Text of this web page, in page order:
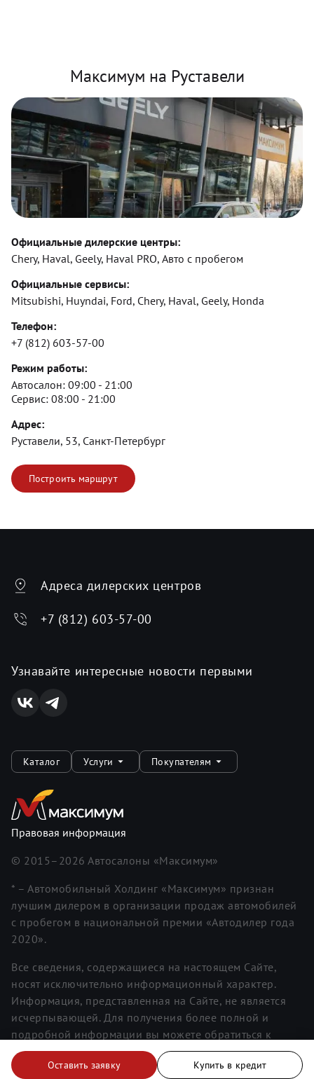
Оставить заявку Купить в кредит
Максимум на Руставели
Официальные дилерские центры:
Chery, Haval, Geely, Haval PRO, Авто с пробегом
Официальные сервисы:
Mitsubishi, Huyndai, Ford, Chery, Haval, Geely, Honda
Телефон:
+7 (812) 603-57-00
Режим работы:
Автосалон: 09:00 - 21:00
Сервис: 08:00 - 21:00
Адрес:
Руставели, 53, Санкт-Петербург
Построить маршрут
Адреса дилерских центров
+7 (812) 603-57-00
Узнавайте интересные новости первыми
Каталог Услуги Покупателям
Правовая информация
© 2015– 2026 Автосалоны «Максимум»
* – Автомобильный Холдинг «Максимум» признан
лучшим дилером в организации продаж автомобилей
с пробегом в национальной премии «Автодилер года
2020».
Все сведения, содержащиеся на настоящем Сайте,
носят исключительно информационный характер.
Информация, представленная на Сайте, не является
исчерпывающей. Для получения более полной и
подробной информации вы можете обратиться к
менеджерам. Информация о ценах не является
публичной офертой.